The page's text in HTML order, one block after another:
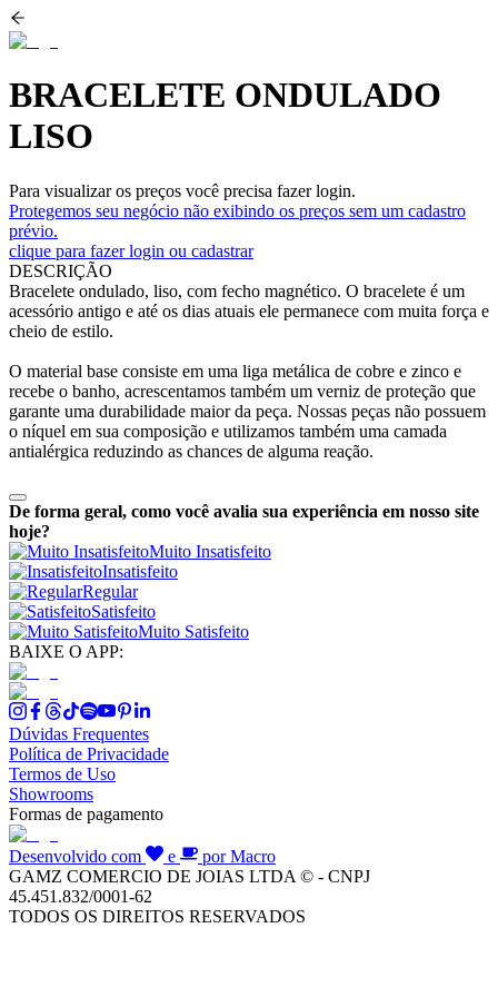
BRACELETE ONDULADO
LISO
Para visualizar os preços você precisa fazer login.
Protegemos seu negócio não exibindo os preços sem um cadastro
prévio.
clique para fazer login ou cadastrar
DESCRIÇÃO
Bracelete ondulado, liso, com fecho magnético. O bracelete é um
acessório antigo e até os dias atuais ele permanece com muita força e
cheio de estilo.
O material base consiste em uma liga metálica de cobre e zinco e
recebe o banho, acrescentamos também um verniz de proteção que
garante uma durabilidade maior da peça. Nossas peças não possuem
o níquel em sua composição e utilizamos também uma camada
antialérgica reduzindo as chances de alguma reação.
De forma geral, como você avalia sua experiência em nosso site
hoje?
Muito Insatisfeito
Insatisfeito
Regular
Satisfeito
Muito Satisfeito
BAIXE O APP:
Dúvidas Frequentes
Política de Privacidade
Termos de Uso
Showrooms
Formas de pagamento
Desenvolvido com e
por Macro
GAMZ COMERCIO DE JOIAS LTDA © - CNPJ
45.451.832/0001-62
TODOS OS DIREITOS RESERVADOS